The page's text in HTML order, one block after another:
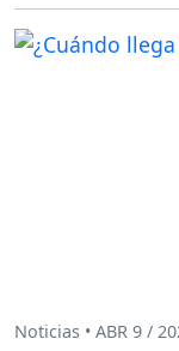
Noticias • ABR 9 /